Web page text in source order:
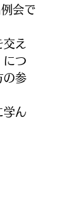
会で
え
につ
の参
学ん